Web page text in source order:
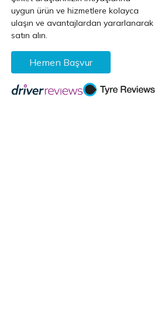
uygun ürün ve hizmetlere kolayca
ulaşın ve avantajlardan yararlanarak
satın alın.
Hemen Başvur